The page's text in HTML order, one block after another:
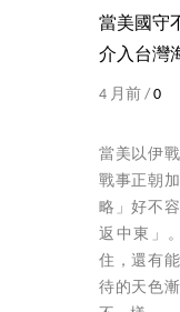
當美國守
介入台灣
4 月前 / 0
當美以伊
戰事正朝
略」好不
返中東」
住，還有
待的天色